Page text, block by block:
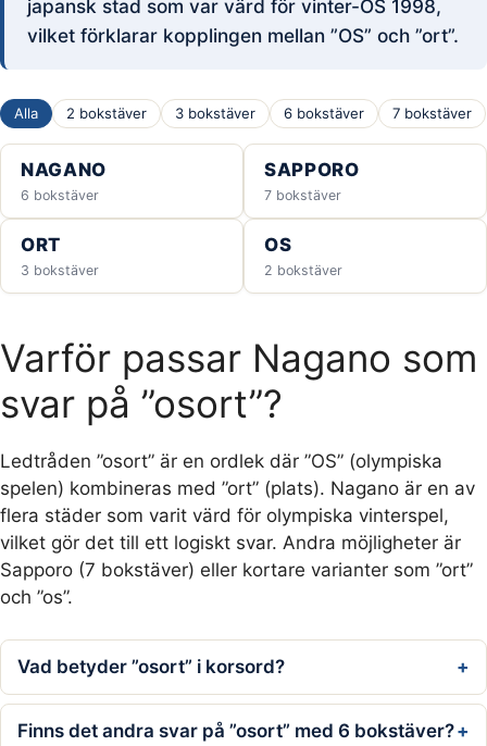
japansk stad som var värd för vinter-OS 1998,
vilket förklarar kopplingen mellan ”OS” och ”ort”.
Alla 2 bokstäver 3 bokstäver 6 bokstäver 7 bokstäver
NAGANO
6 bokstäver
SAPPORO
7 bokstäver
ORT
3 bokstäver
OS
2 bokstäver
Varför passar Nagano som
svar på ”osort”?
Ledtråden ”osort” är en ordlek där ”OS” (olympiska
spelen) kombineras med ”ort” (plats). Nagano är en av
flera städer som varit värd för olympiska vinterspel,
vilket gör det till ett logiskt svar. Andra möjligheter är
Sapporo (7 bokstäver) eller kortare varianter som ”ort”
och ”os”.
Vad betyder ”osort” i korsord?
Finns det andra svar på ”osort” med 6 bokstäver?